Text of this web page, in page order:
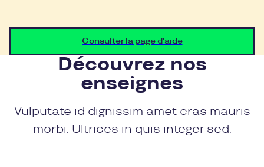
Consulter la page d'aide
Découvrez nos
enseignes
Vulputate id dignissim amet cras mauris
morbi. Ultrices in quis integer sed.